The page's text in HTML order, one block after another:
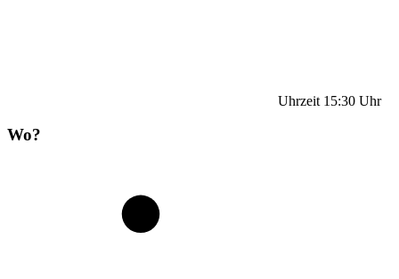
Uhrzeit 15:30 Uhr
Wo?